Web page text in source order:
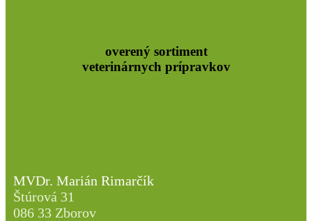
overený sortiment
veterinárnych prípravkov
MVDr. Marián Rimarčík
Štúrová 31
086 33 Zborov